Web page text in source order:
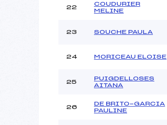
22
COUDURIER
MELINE
23 SOUCHE PAULA
24 MORICEAU ELOISE
25
PUIGDELLOSES
AITANA
26
DE BRITO-GARCIA
PAULINE